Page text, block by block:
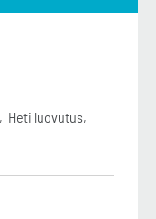
Heti luovutus